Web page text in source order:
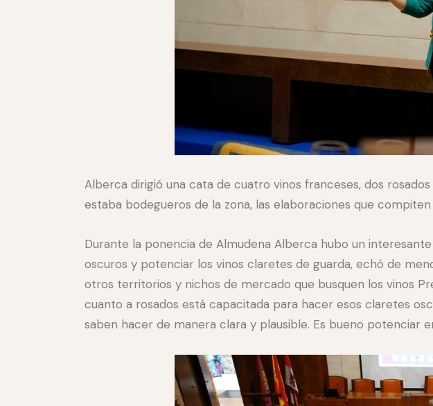
Alberca dirigió una cata de cuatro vinos franceses, dos
estaba bodegueros de la zona, las elaboraciones que
Durante la ponencia de Almudena Alberca hubo un
oscuros y potenciar los vinos claretes de guarda, echó de
otros territorios y nichos de mercado que busquen los vinos
cuanto a rosados está capacitada para hacer esos claretes
saben hacer de manera clara y plausible. Es bueno potenciar